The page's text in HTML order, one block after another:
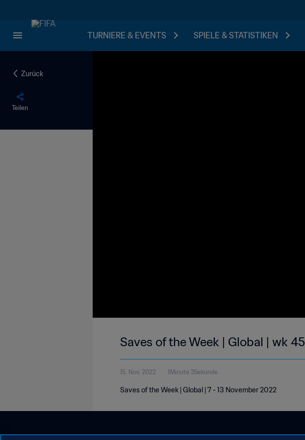
TURNIERE & EVENTS SPIELE & STATISTIKEN
Zurück
Teilen
Saves of the Week | Global | wk 45
15. Nov. 2022 1Minute 3Sekunde
Saves of the Week | Global | 7 - 13 November 2022